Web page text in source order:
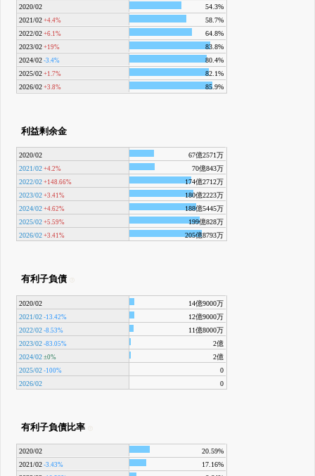
2020/02
54.3%
2021/02 +4.4%
58.7%
2022/02 +6.1%
64.8%
2023/02 +19%
83.8%
2024/02 -3.4%
80.4%
2025/02 +1.7%
82.1%
2026/02 +3.8% 85.9%
利益剰余金
2020/02
67億2571万
2021/02 +4.2%
70億843万
2022/02 +148.66%
174億2712万
2023/02 +3.41%
180億2223万
2024/02 +4.62%
188億5445万
2025/02 +5.59%
199億828万
2026/02 +3.41% 205億8793万
有利子負債
2020/02
14億9000万
2021/02 -13.42%
12億9000万
2022/02 -8.53%
11億8000万
2023/02 -83.05%
2億
2024/02 ±0%
2億
2025/02 -100%
0
2026/02
0
有利子負債比率
2020/02
20.59%
2021/02 -3.43%
17.16%